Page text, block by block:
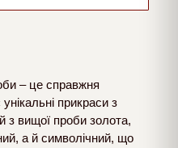
– це справжня
прикраси з
з вищої проби золота,
а й символічний, що